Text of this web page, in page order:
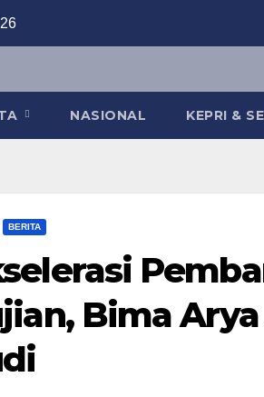
NASIONAL KEPRI &
BERITA
Bima